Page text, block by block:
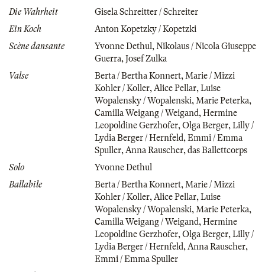
Die Wahrheit
Gisela Schreitter / Schreiter
Ein Koch
Anton Kopetzky / Kopetzki
Scène dansante
Yvonne Dethul , Nikolaus / Nicola Giuseppe
Guerra, Josef Zulka
Valse
Berta / Bertha Konnert, Marie / Mizzi
Kohler / Koller, Alice Pellar, Luise
Wopalensky / Wopalenski, Marie Peterka,
Camilla Weigang / Weigand, Hermine
Leopoldine Gerzhofer, Olga Berger, Lilly /
Lydia Berger / Hernfeld, Emmi / Emma
Spuller, Anna Rauscher, das Ballettcorps
Solo
Yvonne Dethul
Ballabile
Berta / Bertha Konnert, Marie / Mizzi
Kohler / Koller, Alice Pellar, Luise
Wopalensky / Wopalenski, Marie Peterka,
Camilla Weigang / Weigand, Hermine
Leopoldine Gerzhofer, Olga Berger, Lilly /
Lydia Berger / Hernfeld, Anna Rauscher,
Emmi / Emma Spuller